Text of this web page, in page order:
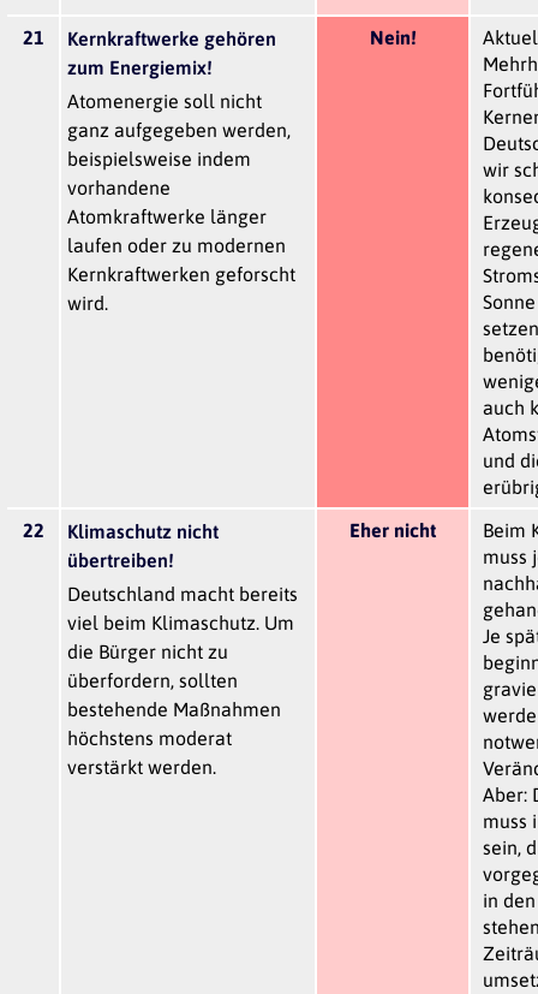
21
Kernkraftwerke gehören
zum Energiemix!
Atomenergie soll nicht
ganz aufgegeben werden,
beispielsweise indem
vorhandene
Atomkraftwerke länger
laufen oder zu modernen
Kernkraftwerken geforscht
wird.
Nein!
wir
auch
und
22
Klimaschutz nicht
übertreiben!
Deutschland macht bereits
viel beim Klimaschutz. Um
die Bürger nicht zu
überfordern, sollten
bestehende Maßnahmen
höchstens moderat
verstärkt werden.
Eher nicht
Beim
muss
Je
Aber:
muss
sein,
in